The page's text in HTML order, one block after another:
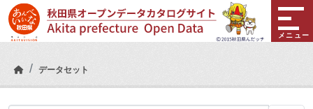
Skip to main content
メニュー
データセット